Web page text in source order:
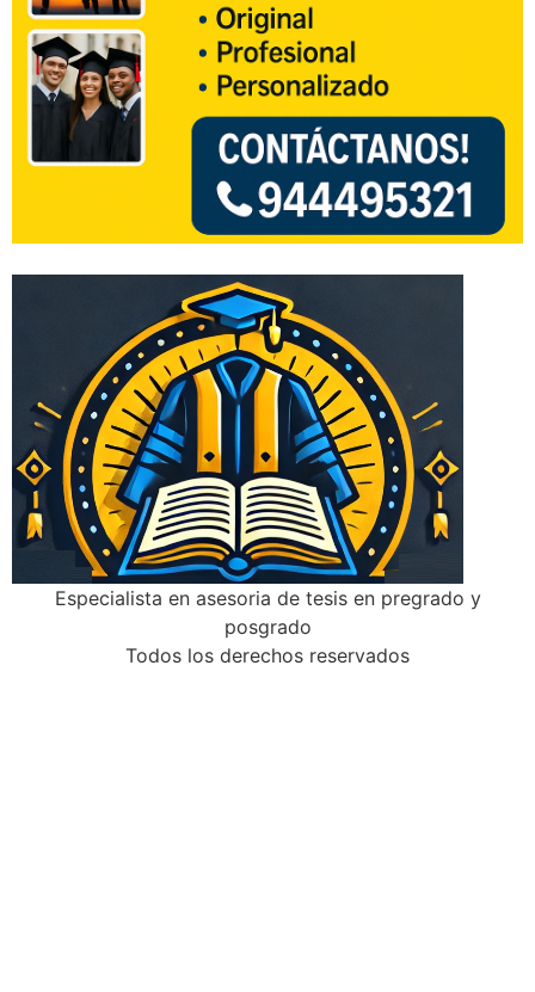
Especialista en asesoria de tesis en pregrado y
posgrado
Todos los derechos reservados